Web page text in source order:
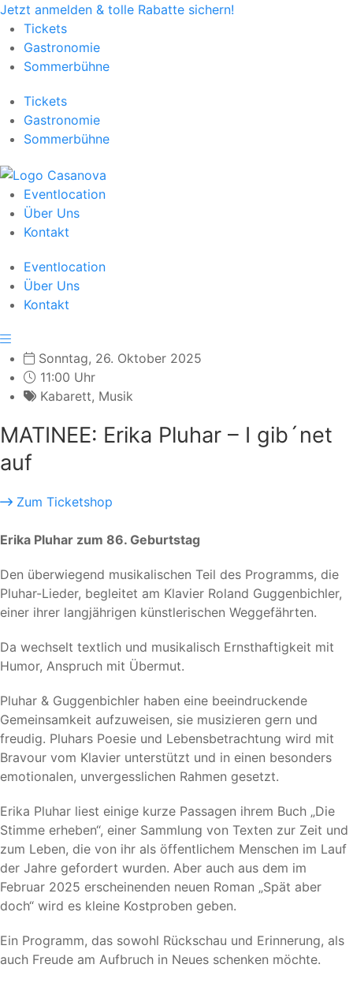
Jetzt anmelden & tolle Rabatte sichern!
Tickets
Gastronomie
Sommerbühne
Tickets
Gastronomie
Sommerbühne
Eventlocation
Über Uns
Kontakt
Eventlocation
Über Uns
Kontakt
Sonntag, 26. Oktober 2025
11:00 Uhr
Kabarett, Musik
MATINEE: Erika Pluhar – I gib´net
auf
Zum Ticketshop
Erika Pluhar zum 86. Geburtstag
Den überwiegend musikalischen Teil des Programms, die
Pluhar-Lieder, begleitet am Klavier Roland Guggenbichler,
einer ihrer langjährigen künstlerischen Weggefährten.
Da wechselt textlich und musikalisch Ernsthaftigkeit mit
Humor, Anspruch mit Übermut.
Pluhar & Guggenbichler haben eine beeindruckende
Gemeinsamkeit aufzuweisen, sie musizieren gern und
freudig. Pluhars Poesie und Lebensbetrachtung wird mit
Bravour vom Klavier unterstützt und in einen besonders
emotionalen, unvergesslichen Rahmen gesetzt.
Erika Pluhar liest einige kurze Passagen ihrem Buch „Die
Stimme erheben“, einer Sammlung von Texten zur Zeit und
zum Leben, die von ihr als öffentlichem Menschen im Lauf
der Jahre gefordert wurden. Aber auch aus dem im
Februar 2025 erscheinenden neuen Roman „Spät aber
doch“ wird es kleine Kostproben geben.
Ein Programm, das sowohl Rückschau und Erinnerung, als
auch Freude am Aufbruch in Neues schenken möchte.